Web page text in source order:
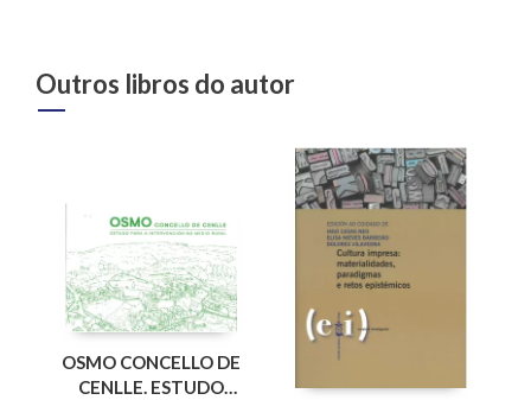
Outros libros do autor
OSMO CONCELLO DE
CENLLE. ESTUDO